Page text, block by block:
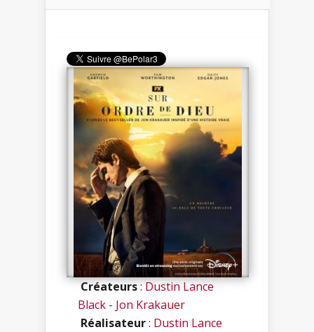
Créateurs:Dustin Lance
Black - Jon Krakauer
Réalisateur: Dustin Lance